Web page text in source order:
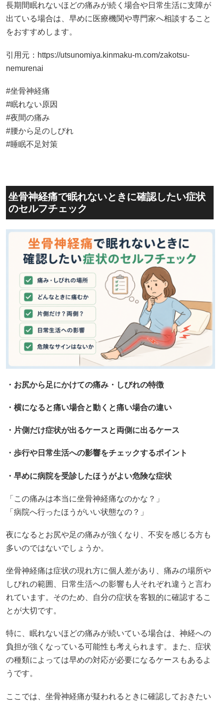
長期間眠れないほどの痛みが続く場合や日常生活に支障が
出ている場合は、早めに医療機関や専門家へ相談すること
をおすすめします。
引用元： https://utsunomiya.kinmaku-m.com/zakotsu-
nemurenai
#坐骨神経痛
#眠れない原因
#夜間の痛み
#腰から足のしびれ
#睡眠不足対策
坐骨神経痛で眠れないときに確認したい症状
のセルフチェック
・お尻から足にかけての痛み・しびれの特徴
・横になると痛い場合と動くと痛い場合の違い
・片側だけ症状が出るケースと両側に出るケース
・歩行や日常生活への影響をチェックするポイント
・早めに病院を受診したほうがよい危険な症状
「この痛みは本当に坐骨神経痛なのかな？」
「病院へ行ったほうがいい状態なの？」
夜になるとお尻や足の痛みが強くなり、不安を感じる方も
多いのではないでしょうか。
坐骨神経痛は症状の現れ方に個人差があり、痛みの場所や
しびれの範囲、日常生活への影響も人それぞれ違うと言わ
れています。そのため、自分の症状を客観的に確認するこ
とが大切です。
特に、眠れないほどの痛みが続いている場合は、神経への
負担が強くなっている可能性も考えられます。また、症状
の種類によっては早めの対応が必要になるケースもあるよ
うです。
ここでは、坐骨神経痛が疑われるときに確認しておきたい